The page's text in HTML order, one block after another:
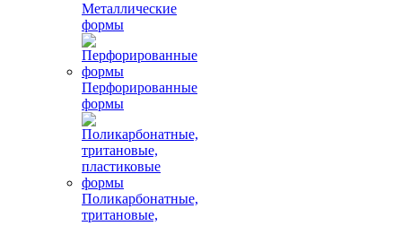
Металлические
формы
Перфорированные
формы
Поликарбонатные,
тритановые,